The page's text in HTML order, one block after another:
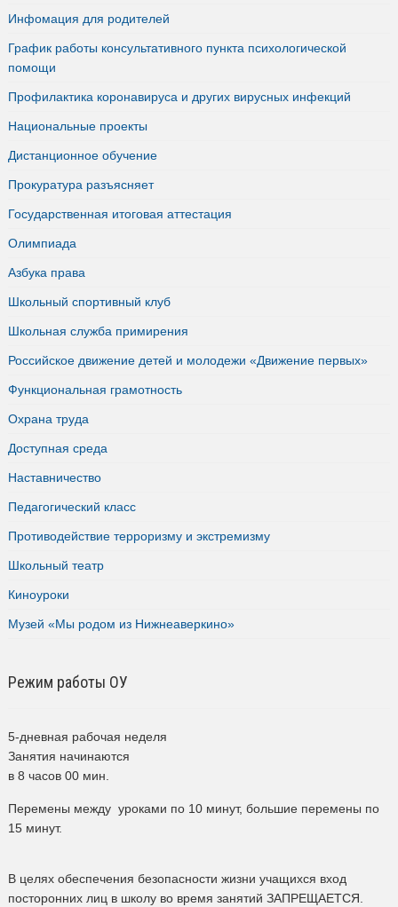
Инфомация для родителей
График работы консультативного пункта психологической
помощи
Профилактика коронавируса и других вирусных инфекций
Национальные проекты
Дистанционное обучение
Прокуратура разъясняет
Государственная итоговая аттестация
Олимпиада
Азбука права
Школьный спортивный клуб
Школьная служба примирения
Российское движение детей и молодежи «Движение первых»
Функциональная грамотность
Охрана труда
Доступная среда
Наставничество
Педагогический класс
Противодействие терроризму и экстремизму
Школьный театр
Киноуроки
Музей «Мы родом из Нижнеаверкино»
Режим работы ОУ
5-дневная рабочая неделя
Занятия начинаются
в 8 часов 00 мин.
Перемены между уроками по 10 минут, большие перемены по
15 минут.
В целях обеспечения безопасности жизни учащихся вход
посторонних лиц в школу во время занятий ЗАПРЕЩАЕТСЯ.